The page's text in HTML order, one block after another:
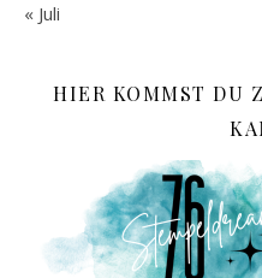
« Juli
HIER KOMMST DU